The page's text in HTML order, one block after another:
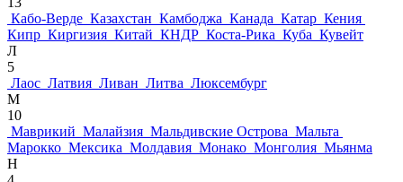
Кабо-Верде Казахстан Камбоджа Канада Катар Кения
Кипр Киргизия Китай КНДР Коста-Рика Куба Кувейт
Л
5
Лаос Латвия Ливан Литва Люксембург
М
10
Маврикий Малайзия Мальдивские Острова Мальта
Марокко Мексика Молдавия Монако Монголия Мьянма
Н